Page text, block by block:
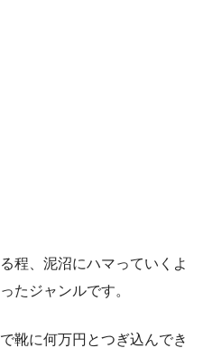
程、泥沼にハマっていくよ
たジャンルです。
靴に何万円とつぎ込んでき